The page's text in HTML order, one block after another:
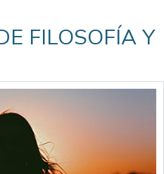
FILOSOFÍA Y